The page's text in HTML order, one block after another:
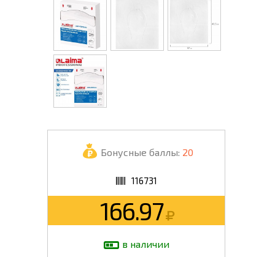
Бонусные баллы: 20
116731
166.97
в наличии